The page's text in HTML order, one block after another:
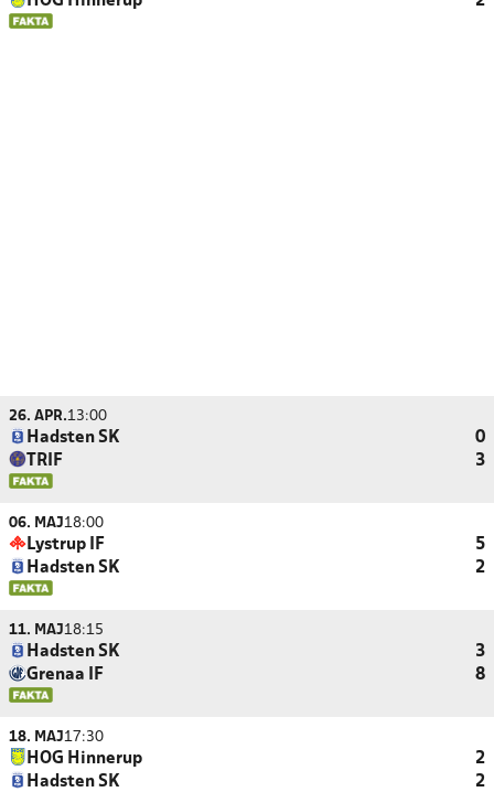
26. APR.13:00
Hadsten SK
0
TRIF
3
06. MAJ18:00
Lystrup IF
5
Hadsten SK
2
11. MAJ18:15
Hadsten SK
3
Grenaa IF
8
18. MAJ17:30
HOG Hinnerup
2
Hadsten SK
2